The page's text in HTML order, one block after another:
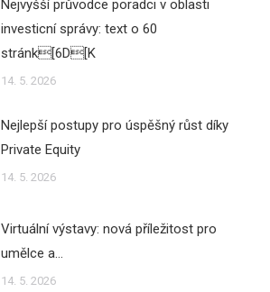
Nejvyšší průvodce poradci v oblasti
investicní správy: text o 60
stránk[6D[K
14. 5. 2026
Nejlepší postupy pro úspěšný růst díky
Private Equity
14. 5. 2026
Virtuální výstavy: nová příležitost pro
umělce a…
14. 5. 2026